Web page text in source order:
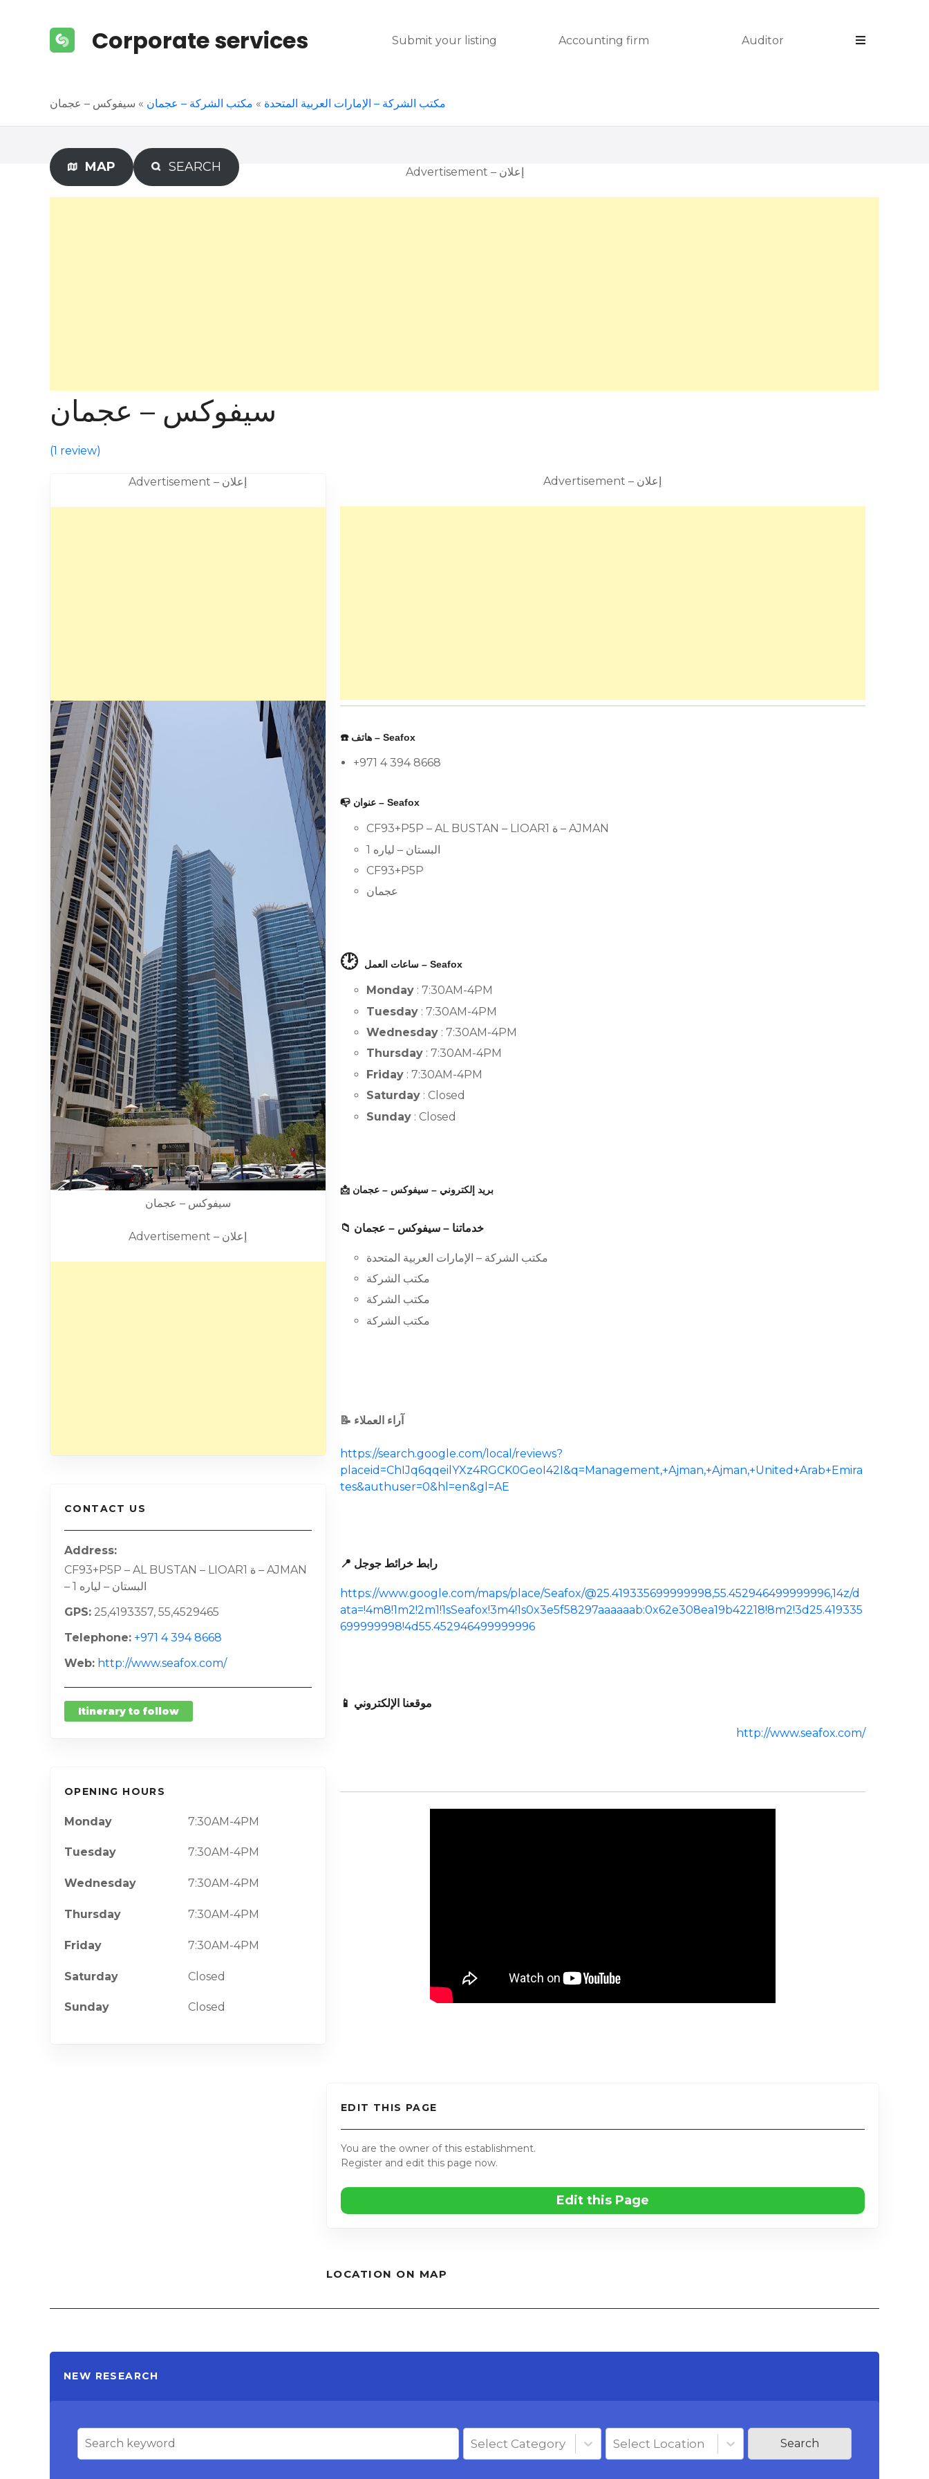
Corporate services Submit your listing Accounting firm Auditor
مكتب الشركة – الإمارات العربية المتحدة » مكتب الشركة – عجمان » سيفوكس – عجمان
MAP SEARCH Advertisement – إعلان
سيفوكس – عجمان
(1 review)
Advertisement – إعلان
سيفوكس – عجمان
Advertisement – إعلان
CONTACT US
Address
CF93+P5P – AL BUSTAN – LIOARة 1 – AJMAN
– البستان – لياره 1
GPS 25,4193357, 55,4529465
Telephone +971 4 394 8668
Web http://www.seafox.com/
Itinerary to follow
OPENING HOURS
Monday 7:30AM-4PM
Tuesday 7:30AM-4PM
Wednesday 7:30AM-4PM
Thursday 7:30AM-4PM
Friday 7:30AM-4PM
Saturday Closed
Sunday Closed
Advertisement – إعلان
☎️ هاتف – Seafox
+971 4 394 8668
📭 عنوان – Seafox
CF93+P5P – AL BUSTAN – LIOARة 1 – AJMAN
البستان – لياره 1
CF93+P5P
عجمان
🕑 ساعات العمل – Seafox
Monday : 7:30AM-4PM
Tuesday : 7:30AM-4PM
Wednesday : 7:30AM-4PM
Thursday : 7:30AM-4PM
Friday : 7:30AM-4PM
Saturday : Closed
Sunday : Closed
📩 بريد إلكتروني – سيفوكس – عجمان
📁 خدماتنا – سيفوكس – عجمان
مكتب الشركة – الإمارات العربية المتحدة
مكتب الشركة
مكتب الشركة
مكتب الشركة
📝 آراء العملاء
https://search.google.com/local/reviews?
placeid=ChIJq6qqeilYXz4RGCK0GeoI42I&q=Management,+Ajman,+Ajman,+United+Arab+Emira
tes&authuser=0&hl=en&gl=AE
📍 رابط خرائط جوجل
https://www.google.com/maps/place/Seafox/@25.419335699999998,55.452946499999996,14z/d
ata=!4m8!1m2!2m1!1sSeafox!3m4!1s0x3e5f58297aaaaaab:0x62e308ea19b42218!8m2!3d25.419335
699999998!4d55.452946499999996
📱 موقعنا الإلكتروني
http://www.seafox.com/
EDIT THIS PAGE
You are the owner of this establishment.
Register and edit this page now.
Edit this Page
LOCATION ON MAP
NEW RESEARCH
Select Category Select Location Search